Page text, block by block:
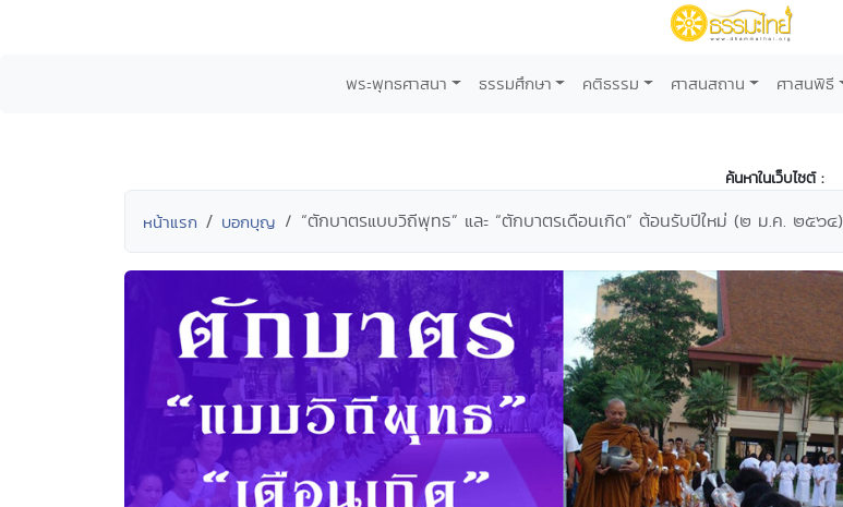
พระพุทธศาสนา ธรรมศึกษา คติธรรม ศาสนสถาน ศาสนพิธี
ค้นหาในเว็บไซต์ :
หน้าแรก บอกบุญ “ตักบาตรแบบวิถีพุทธ” และ “ตักบาตรเดือนเกิด” ต้อนรับปีใหม่ (๒ ม.ค. ๒๕๖๔)